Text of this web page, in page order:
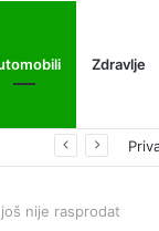
Zdravlje
nije rasprodat